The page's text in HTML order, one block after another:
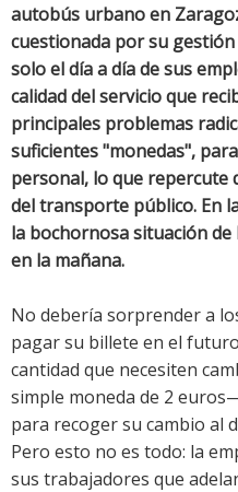
autobús urbano en
cuestionada por su
solo el día a día de sus
calidad del servicio que
principales problemas
suficientes "monedas",
personal, lo que repercute
del transporte público. En
la bochornosa situación
en la mañana.
No debería sorprender a
pagar su billete en el
cantidad que necesiten
simple moneda de 2
para recoger su cambio al
Pero esto no es todo: la
sus trabajadores que